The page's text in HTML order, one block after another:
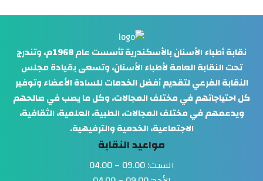
نقابة أطباء الأسنان بالأسكندرية تأسست عام 1968م، وتندرج
تحت النقابة العامة لأطباء الأسنان، وتسعى بقيادة مجلس
النقابة الفرعي لتقديم أفضل الخدمات للسادة الأعضاء وتوفير
كل احتياجاتهم في مختلف المجالات، وكل ما يصب في صالحهم
ويدعمهم في مختلف المجالات، الطبية، العلمية، الثقافية،
الاجتماعية، الخدمية والترفيهية.
مواعيد النقابة
السبت: 09.00 – 04.00